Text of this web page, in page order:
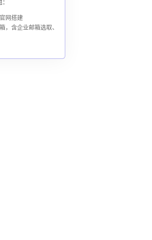
网搭建
，含企业邮箱选取、